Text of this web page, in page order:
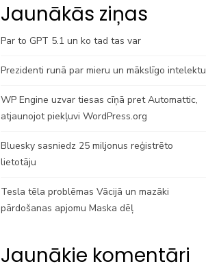
Jaunākās ziņas
Par to GPT 5.1 un ko tad tas var
Prezidenti runā par mieru un mākslīgo intelektu
WP Engine uzvar tiesas cīņā pret Automattic,
atjaunojot piekļuvi WordPress.org
Bluesky sasniedz 25 miljonus reģistrēto
lietotāju
Tesla tēla problēmas Vācijā un mazāki
pārdošanas apjomu Maska dēļ
Jaunākie komentāri